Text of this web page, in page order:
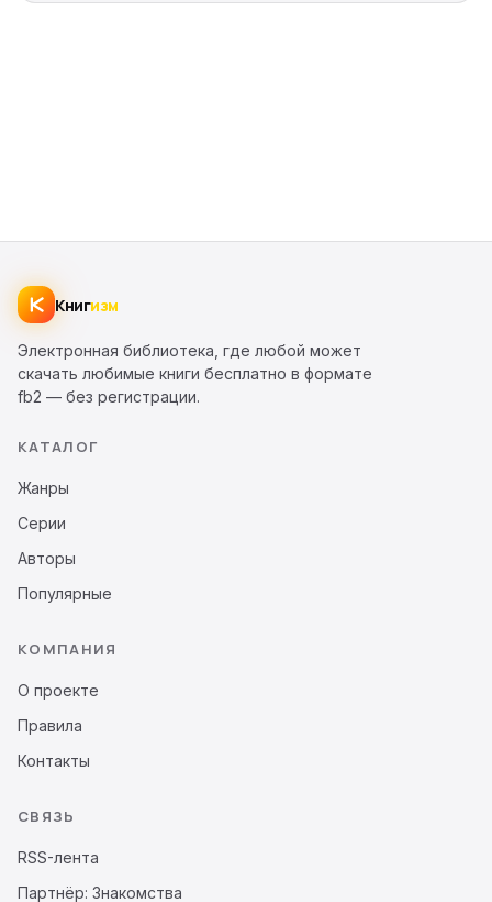
Книгизм
Электронная библиотека, где любой может
скачать любимые книги бесплатно в формате
fb2 — без регистрации.
КАТАЛОГ
Жанры
Серии
Авторы
Популярные
КОМПАНИЯ
О проекте
Правила
Контакты
СВЯЗЬ
RSS-лента
Партнёр: Знакомства